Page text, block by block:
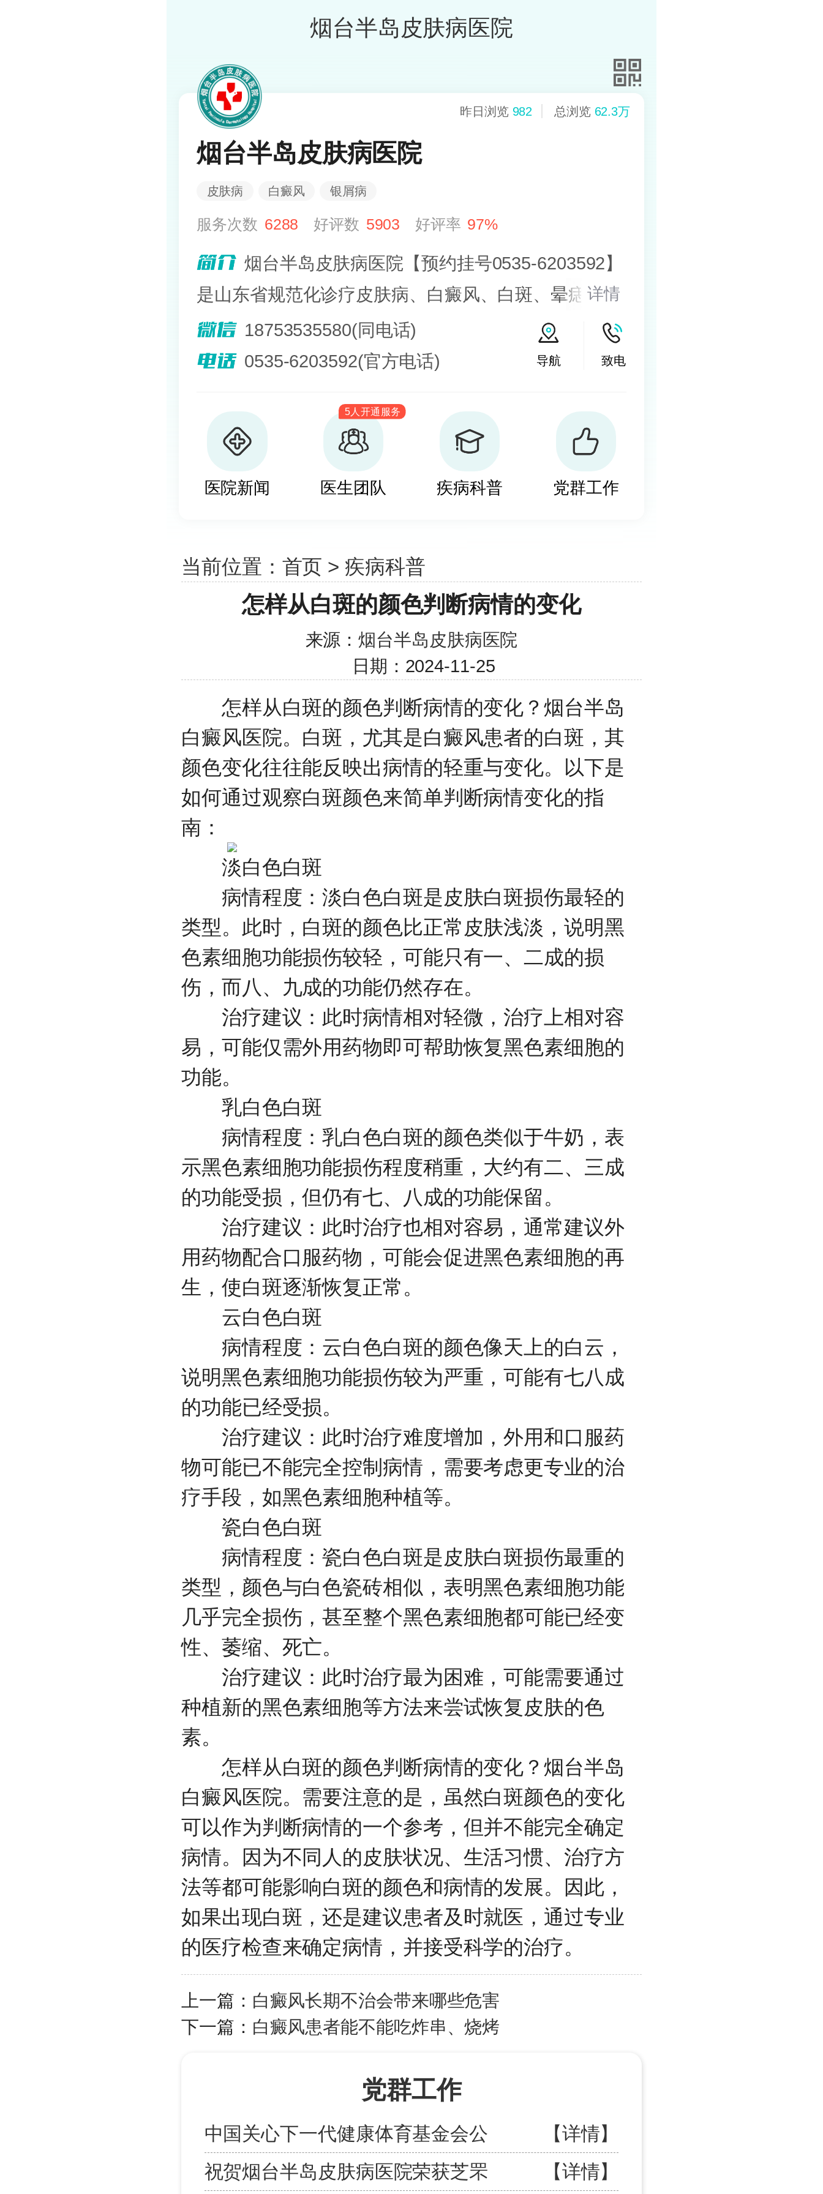
烟台半岛皮肤病医院
昨日浏览 982 总浏览 62.3万
烟台半岛皮肤病医院
皮肤病 白癜风 银屑病
服务次数 6288 好评数 5903 好评率 97%
烟台半岛皮肤病医院【预约挂号0535-6203592】
是山东省规范化诊疗皮肤病、白癜风、白斑、晕痣的医
院。熟悉皮肤病科常见病、多发病、疑难病的诊治，尤
其擅长光化学疗法、窄波紫外线、308准分子激光以及
及移植治疗白癜风，包括自体表皮移植、微小皮片移
植、自体培养黑素细胞移植等。
详情
18753535580(同电话)
0535-6203592(官方电话)
导航 致电
医院新闻
5人开通服务
医生团队 疾病科普 党群工作
当前位置： 首页 >疾病科普
怎样从白斑的颜色判断病情的变化
来源：烟台半岛皮肤病医院
日期：2024-11-25
怎样从白斑的颜色判断病情的变化？烟台半岛
白癜风医院。白斑，尤其是白癜风患者的白斑，其
颜色变化往往能反映出病情的轻重与变化。以下是
如何通过观察白斑颜色来简单判断病情变化的指
南：
淡白色白斑
病情程度：淡白色白斑是皮肤白斑损伤最轻的
类型。此时，白斑的颜色比正常皮肤浅淡，说明黑
色素细胞功能损伤较轻，可能只有一、二成的损
伤，而八、九成的功能仍然存在。
治疗建议：此时病情相对轻微，治疗上相对容
易，可能仅需外用药物即可帮助恢复黑色素细胞的
功能。
乳白色白斑
病情程度：乳白色白斑的颜色类似于牛奶，表
示黑色素细胞功能损伤程度稍重，大约有二、三成
的功能受损，但仍有七、八成的功能保留。
治疗建议：此时治疗也相对容易，通常建议外
用药物配合口服药物，可能会促进黑色素细胞的再
生，使白斑逐渐恢复正常。
云白色白斑
病情程度：云白色白斑的颜色像天上的白云，
说明黑色素细胞功能损伤较为严重，可能有七八成
的功能已经受损。
治疗建议：此时治疗难度增加，外用和口服药
物可能已不能完全控制病情，需要考虑更专业的治
疗手段，如黑色素细胞种植等。
瓷白色白斑
病情程度：瓷白色白斑是皮肤白斑损伤最重的
类型，颜色与白色瓷砖相似，表明黑色素细胞功能
几乎完全损伤，甚至整个黑色素细胞都可能已经变
性、萎缩、死亡。
治疗建议：此时治疗最为困难，可能需要通过
种植新的黑色素细胞等方法来尝试恢复皮肤的色
素。
怎样从白斑的颜色判断病情的变化？烟台半岛
白癜风医院。需要注意的是，虽然白斑颜色的变化
可以作为判断病情的一个参考，但并不能完全确定
病情。因为不同人的皮肤状况、生活习惯、治疗方
法等都可能影响白斑的颜色和病情的发展。因此，
如果出现白斑，还是建议患者及时就医，通过专业
的医疗检查来确定病情，并接受科学的治疗。
上一篇： 白癜风长期不治会带来哪些危害
下一篇： 白癜风患者能不能吃炸串、烧烤
党群工作
中国关心下一代健康体育基金会公
【详情】
祝贺烟台半岛皮肤病医院荣获芝罘
【详情】